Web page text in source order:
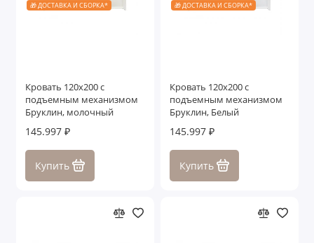
🎁 ДОСТАВКА И СБОРКА*
Кровать 120x200 с
подъемным механизмом
Бруклин, молочный
145.997 ₽
Купить
🎁 ДОСТАВКА И СБОРКА*
Кровать 120x200 с
подъемным механизмом
Бруклин, Белый
145.997 ₽
Купить